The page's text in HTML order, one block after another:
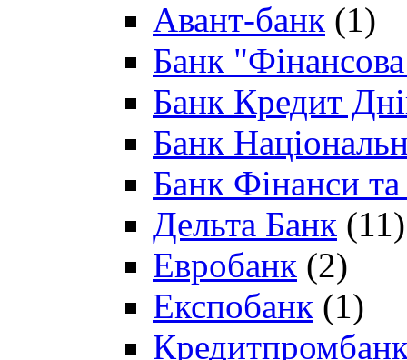
Авант-банк (1)
Банк "Фінансова
Банк Кредит
Банк
Банк Фінанси
Дельта Банк (11)
Евробанк (2)
Експобанк (1)